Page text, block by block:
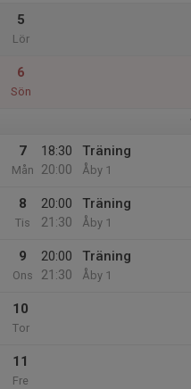
5
Lör
6
Sön
7
Mån
18:30
20:00
Träning
Åby 1
8
Tis
20:00
21:30
Träning
Åby 1
9
Ons
20:00
21:30
Träning
Åby 1
10
Tor
11
Fre